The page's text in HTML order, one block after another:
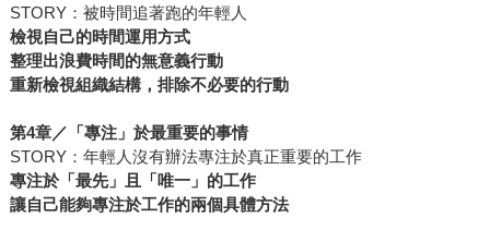
STORY：被時間追著跑的年輕人
檢視自己的時間運用方式
整理出浪費時間的無意義行動
重新檢視組織結構，排除不必要的行動
第4章／「專注」於最重要的事情
STORY：年輕人沒有辦法專注於真正重要的工作
專注於「最先」且「唯一」的工作
讓自己能夠專注於工作的兩個具體方法